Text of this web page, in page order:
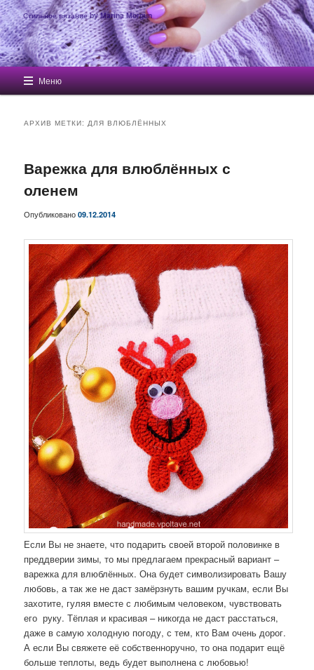
Стильное вязание by Marina Morgun
Главное меню
Перейти к основному содержимому
Перейти к дополнительному содержимому
Меню
АРХИВ МЕТКИ: ДЛЯ ВЛЮБЛЁННЫХ
Варежка для влюблённых с
оленем
Опубликовано09.12.2014
Если Вы не знаете, что подарить своей второй половинке в
преддверии зимы, то мы предлагаем прекрасный вариант –
варежка для влюблённых. Она будет символизировать Вашу
любовь, а так же не даст замёрзнуть вашим ручкам, если Вы
захотите, гуляя вместе с любимым человеком, чувствовать
его руку. Тёплая и красивая – никогда не даст расстаться,
даже в самую холодную погоду, с тем, кто Вам очень дорог.
А если Вы свяжете её собственноручно, то она подарит ещё
больше теплоты, ведь будет выполнена с любовью!